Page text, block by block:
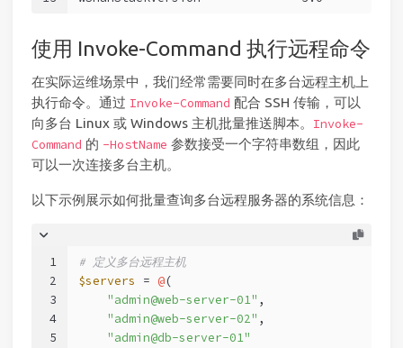
使用 Invoke-Command 执行远程命令
在实际运维场景中，我们经常需要同时在多台远程主机上
执行命令。通过 Invoke-Command 配合 SSH 传输，可以
向多台 Linux 或 Windows 主机批量推送脚本。 Invoke-
Command 的 -HostName 参数接受一个字符串数组，因此
可以一次连接多台主机。
以下示例展示如何批量查询多台远程服务器的系统信息：
1
2
3
4
5
# 定义多台远程主机
$servers = @(
"admin@web-server-01" ,
"admin@web-server-02" ,
"admin@db-server-01"